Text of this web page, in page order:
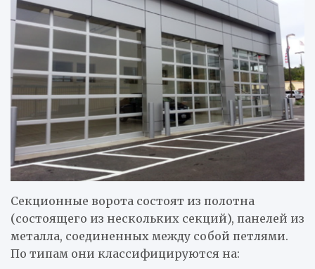
Секционные ворота состоят из полотна
(состоящего из нескольких секций), панелей из
металла, соединенных между собой петлями.
По типам они классифицируются на: